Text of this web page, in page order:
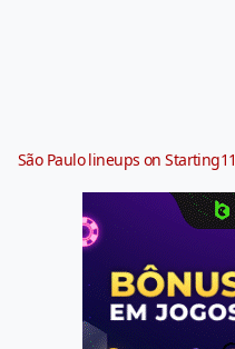
São Paulo lineups on Starting11